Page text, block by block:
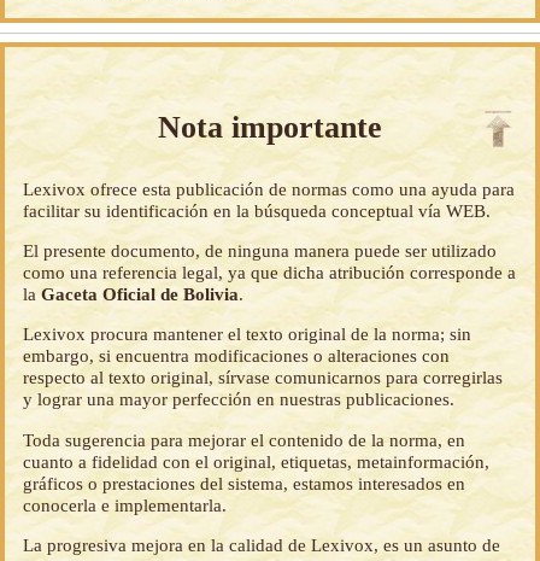
Nota importante
Lexivox ofrece esta publicación de normas como una ayuda para
facilitar su identificación en la búsqueda conceptual vía WEB.
El presente documento, de ninguna manera puede ser utilizado
como una referencia legal, ya que dicha atribución corresponde a
laGaceta Oficial de Bolivia.
Lexivox procura mantener el texto original de la norma; sin
embargo, si encuentra modificaciones o alteraciones con
respecto al texto original, sírvase comunicarnos para corregirlas
y lograr una mayor perfección en nuestras publicaciones.
Toda sugerencia para mejorar el contenido de la norma, en
cuanto a fidelidad con el original, etiquetas, metainformación,
gráficos o prestaciones del sistema, estamos interesados en
conocerla e implementarla.
La progresiva mejora en la calidad de Lexivox, es un asunto de